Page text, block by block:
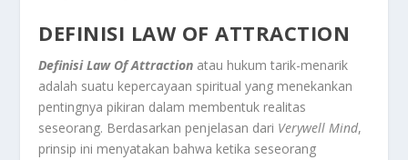
DEFINISI LAW OF ATTRACTION
Definisi Law Of Attraction atau hukum tarik-menarik
adalah suatu kepercayaan spiritual yang menekankan
pentingnya pikiran dalam membentuk realitas
seseorang. Berdasarkan penjelasan dari Verywell Mind,
prinsip ini menyatakan bahwa ketika seseorang